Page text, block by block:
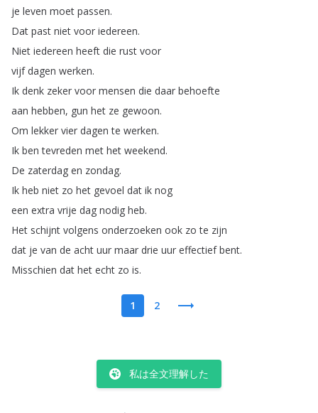
je leven moet passen.
Dat past niet voor iedereen.
Niet iedereen heeft die rust voor
vijf dagen werken.
Ik denk zeker voor mensen die daar behoefte
aan hebben, gun het ze gewoon.
Om lekker vier dagen te werken.
Ik ben tevreden met het weekend.
De zaterdag en zondag.
Ik heb niet zo het gevoel dat ik nog
een extra vrije dag nodig heb.
Het schijnt volgens onderzoeken ook zo te zijn
dat je van de acht uur maar drie uur effectief bent.
Misschien dat het echt zo is.
1 2
私は全文理解した